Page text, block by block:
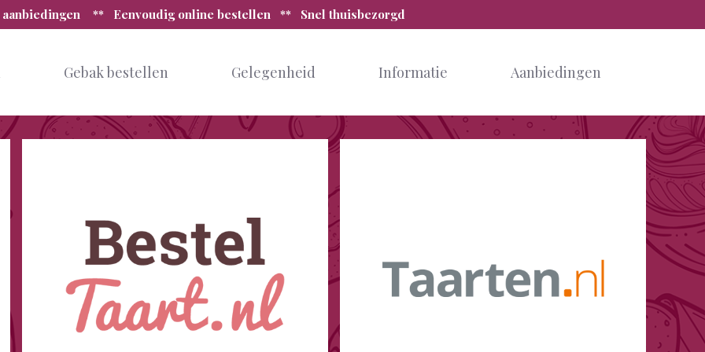
aanbiedingen ** Eenvoudig online bestellen ** Snel thuisbezorgd
Gebak bestellen Gelegenheid Informatie Aanbiedingen